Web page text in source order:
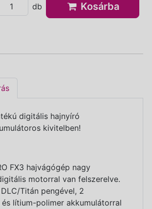
db Kosárba
digitális hajnyíró
kivitelben!
FX3 hajvágógép nagy
motorral van felszerelve.
Titán pengével, 2
és lítium-polimer akkumulátorral